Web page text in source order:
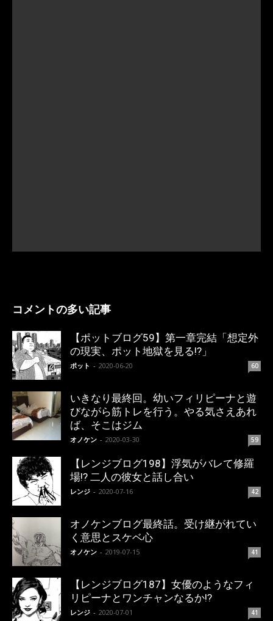
コメントの多い記事
【ポットブログ59】第一章完結「想定外
の現実、ポット地獄を見る!?」
ポット - 2020-06-20 60
いきなり最終回。幼いフィリピーナと遊
びながら筋トレを行う。やる気さえあれ
ば、そこはジム
オノケン - 2020-03-30 59
【レンジブログ198】浮気がバレて修羅
場!? 二人の彼女と話し合い
レンジ - 2020-07-16 42
オノケンブログ最終話。受け継がれてい
く意思とスケベ心
オノケン - 2019-07-15 41
【レンジブログ187】女優のようなフィ
リピーナとワンチャンなるか!?
レンジ - 2020-07-01 41